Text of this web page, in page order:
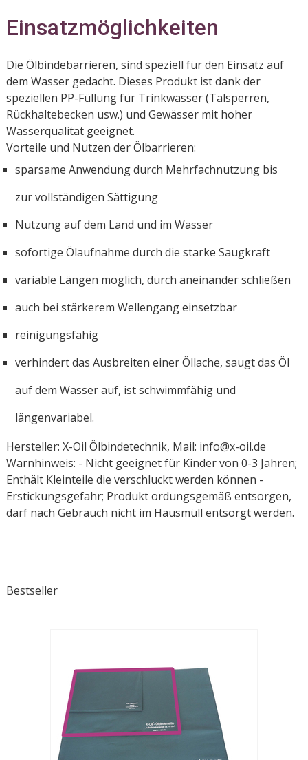
Einsatzmöglichkeiten
Die Ölbindebarrieren, sind speziell für den Einsatz auf
dem Wasser gedacht. Dieses Produkt ist dank der
speziellen PP-Füllung für Trinkwasser (Talsperren,
Rückhaltebecken usw.) und Gewässer mit hoher
Wasserqualität geeignet.
Vorteile und Nutzen der Ölbarrieren:
sparsame Anwendung durch Mehrfachnutzung bis
zur vollständigen Sättigung
Nutzung auf dem Land und im Wasser
sofortige Ölaufnahme durch die starke Saugkraft
variable Längen möglich, durch aneinander schließen
auch bei stärkerem Wellengang einsetzbar
reinigungsfähig
verhindert das Ausbreiten einer Öllache, saugt das Öl
auf dem Wasser auf, ist schwimmfähig und
längenvariabel.
Hersteller: X-Oil Ölbindetechnik, Mail: info@x-oil.de
Warnhinweis: - Nicht geeignet für Kinder von 0-3 Jahren;
Enthält Kleinteile die verschluckt werden können -
Erstickungsgefahr; Produkt ordungsgemäß entsorgen,
darf nach Gebrauch nicht im Hausmüll entsorgt werden.
Bestseller